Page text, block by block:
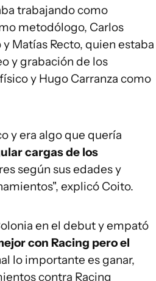
trabajando como
metodólogo, Carlos
Matías Recto, quien estaba
y grabación de los
y Hugo Carranza como
y era algo que quería
cargas de los
según sus edades y
explicó Coito.
en el debut y empató
con Racing pero el
lo importante es ganar,
contra Racing